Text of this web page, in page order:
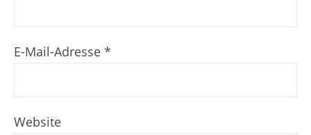
E-Mail-Adresse *
Website